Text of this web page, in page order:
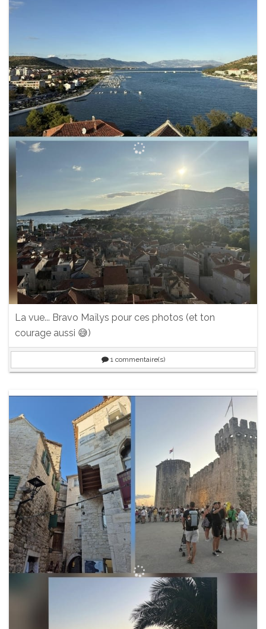
La vue... Bravo Maïlys pour ces photos (et ton
courage aussi 😅)
1commentaire(s)